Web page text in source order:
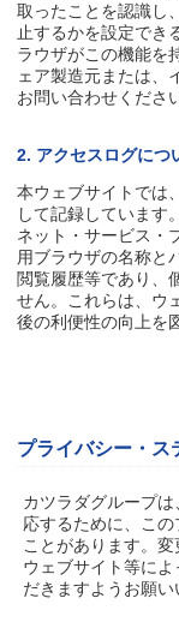
取ったことを認識し
止するかを設定でき
ラウザがこの機能を
ェア製造元または、
お問い合わせくださ
2. アクセスログにつ
本ウェブサイトでは
して記録しています
ネット・サービス・
用ブラウザの名称と
閲覧履歴等であり、
せん。これらは、ウ
後の利便性の向上を
プライバシー・ス
カツラダグループ
応するために、こ
ことがあります。
ウェブサイト等に
だきますようお願い